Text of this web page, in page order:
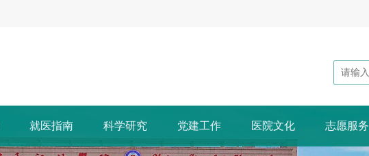
就医指南 科学研究 党建工作 医院文化 志愿服务